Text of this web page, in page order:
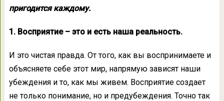
пригодится каждому.
1. Восприятие – это и есть наша реальность.
И это чистая правда. От того, как вы воспринимаете и
объясняете себе этот мир, напрямую зависят наши
убеждения и то, как мы живем. Восприятие создает
не только понимание, но и предубеждения. Точно так